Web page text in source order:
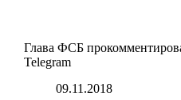
Глава ФСБ
Telegram
09.11.2018